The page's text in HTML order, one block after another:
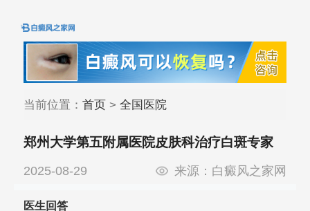
当前位置： 首页> 全国医院
郑州大学第五附属医院皮肤科治疗白斑专家
2025-08-29 来源： 白癜风之家网
医生回答